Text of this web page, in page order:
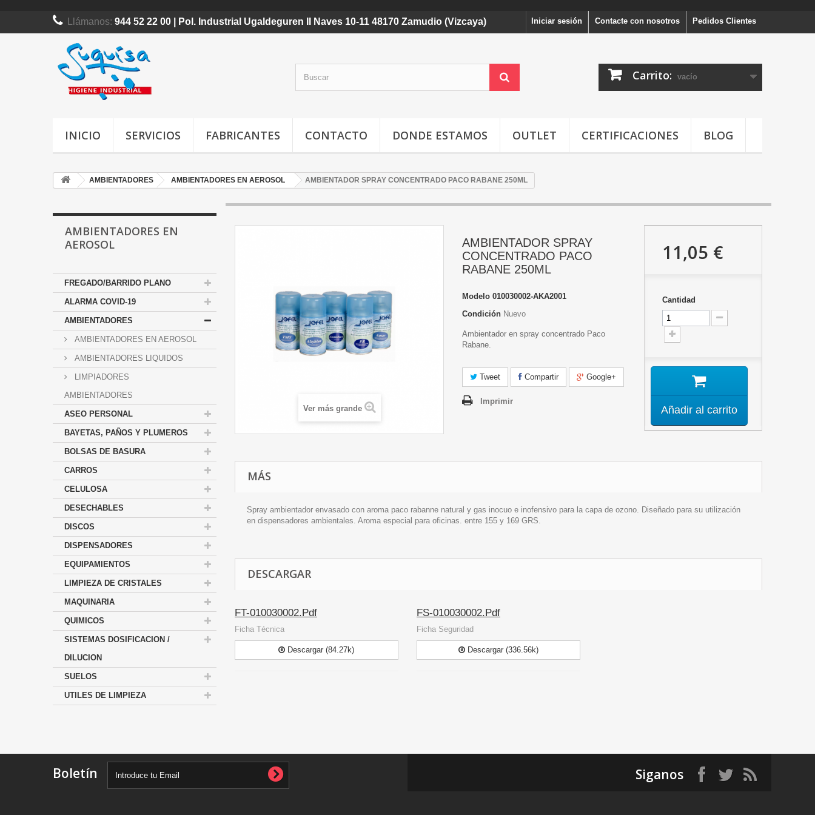
Pedidos Clientes
Contacte con nosotros
Llámanos: 944 52 22 00 | Pol. Industrial Ugaldeguren II Naves 10-11 48170 Zamudio (Vizcaya) Iniciar sesión
Carrito: vacío
INICIO SERVICIOS FABRICANTES CONTACTO DONDE ESTAMOS OUTLET CERTIFICACIONES BLOG
AMBIENTADORES AMBIENTADORES EN AEROSOL AMBIENTADOR SPRAY CONCENTRADO PACO RABANE 250ML
AMBIENTADORES EN
AEROSOL
FREGADO/BARRIDO PLANO
ALARMA COVID-19
AMBIENTADORES
AMBIENTADORES EN AEROSOL
AMBIENTADORES LIQUIDOS
LIMPIADORES
AMBIENTADORES
ASEO PERSONAL
BAYETAS, PAÑOS Y PLUMEROS
BOLSAS DE BASURA
CARROS
CELULOSA
DESECHABLES
DISCOS
DISPENSADORES
EQUIPAMIENTOS
LIMPIEZA DE CRISTALES
MAQUINARIA
QUIMICOS
SISTEMAS DOSIFICACION /
DILUCION
SUELOS
UTILES DE LIMPIEZA
Ver más grande
AMBIENTADOR SPRAY
CONCENTRADO PACO
RABANE 250ML
Modelo 010030002-AKA2001
Condición Nuevo
Ambientador en spray concentrado Paco
Rabane.
Tweet Compartir Google+
Imprimir
11,05 €
Cantidad
Añadir al carrito
MÁS
Spray ambientador envasado con aroma paco rabanne natural y gas inocuo e inofensivo para la capa de ozono. Diseñado para su utilización
en dispensadores ambientales. Aroma especial para oficinas. entre 155 y 169 GRS.
DESCARGAR
FT-010030002.Pdf
Ficha Técnica
Descargar (84.27k)
FS-010030002.Pdf
Ficha Seguridad
Descargar (336.56k)
Boletín Siganos